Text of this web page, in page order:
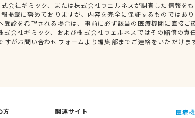
会社ギミック、または株式会社ウェルネスが調査した情報を
掲載に努めておりますが、内容を完全に保証するものではあ
受診を希望される場合は、事前に必ず該当の医療機関に直接ご
式会社ギミック、および株式会社ウェルネスではその賠償の責
すがお問い合わせフォームより編集部までご連絡をいただけま
方
関連サイト
医療